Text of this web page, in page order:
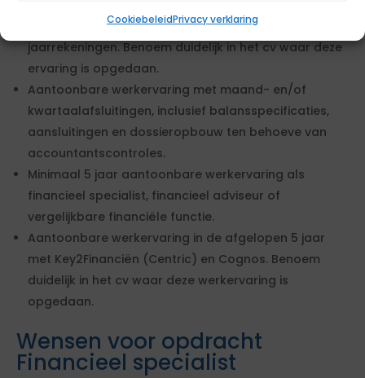
CookiebeleidPrivacy verklaring
Aantoonbare werkervaring met het opstellen van
jaarrekeningen. Benoem duidelijk in het cv waar deze
ervaring is opgedaan.
Aantoonbare werkervaring met maand- en/of
kwartaalafsluitingen, inclusief balansspecificaties,
aansluitingen en dossieropbouw ten behoeve van
accountantscontroles.
Minimaal 5 jaar aantoonbare werkervaring als
financieel specialist, financieel adviseur of
vergelijkbare financiële functie.
Aantoonbare werkervaring in de afgelopen 5 jaar
met Key2Financiën (Centric) en Cognos. Benoem
duidelijk in het cv waar deze werkervaring is
opgedaan.
Wensen voor opdracht
Financieel specialist